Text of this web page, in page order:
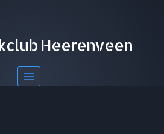
Heerenveen